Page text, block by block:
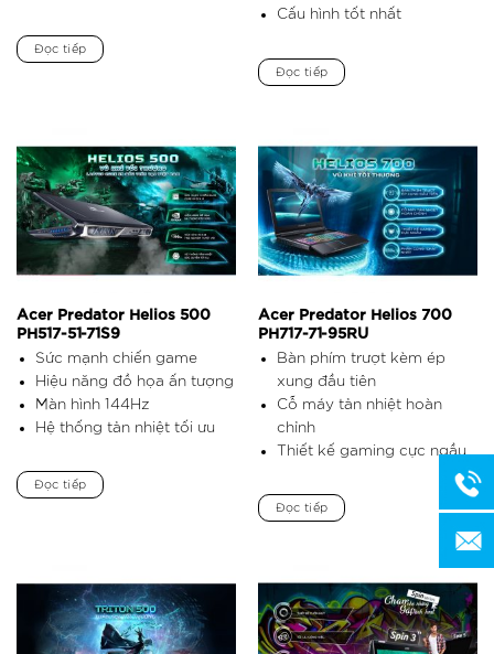
Đọc tiếp
Cấu hình tốt nhất
Đọc tiếp
Acer Predator Helios 500
PH517-51-71S9
Sức mạnh chiến game
Hiệu năng đồ họa ấn tượng
Màn hình 144Hz
Hệ thống tản nhiệt tối ưu
Đọc tiếp
Acer Predator Helios 700
PH717-71-95RU
Bàn phím trượt kèm ép
xung đầu tiên
Cỗ máy tản nhiệt hoàn
chỉnh
Thiết kế gaming cực ngầu
Đọc tiếp